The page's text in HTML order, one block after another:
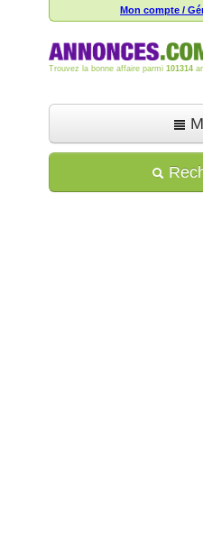
Mon compte /
Trouvez la bonne affaire parmi 101314
Déposer